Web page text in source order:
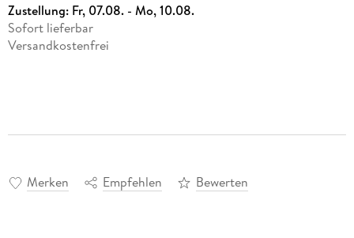
Zustellung: Fr, 07.08. - Mo, 10.08.
Sofort lieferbar
Versandkostenfrei
Merken Empfehlen Bewerten